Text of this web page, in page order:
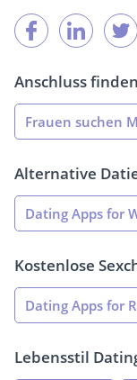
Anschluss finden
Frauen suchen
Alternative
Dating Apps for
Kostenlose
Dating Apps for
Lebensstil